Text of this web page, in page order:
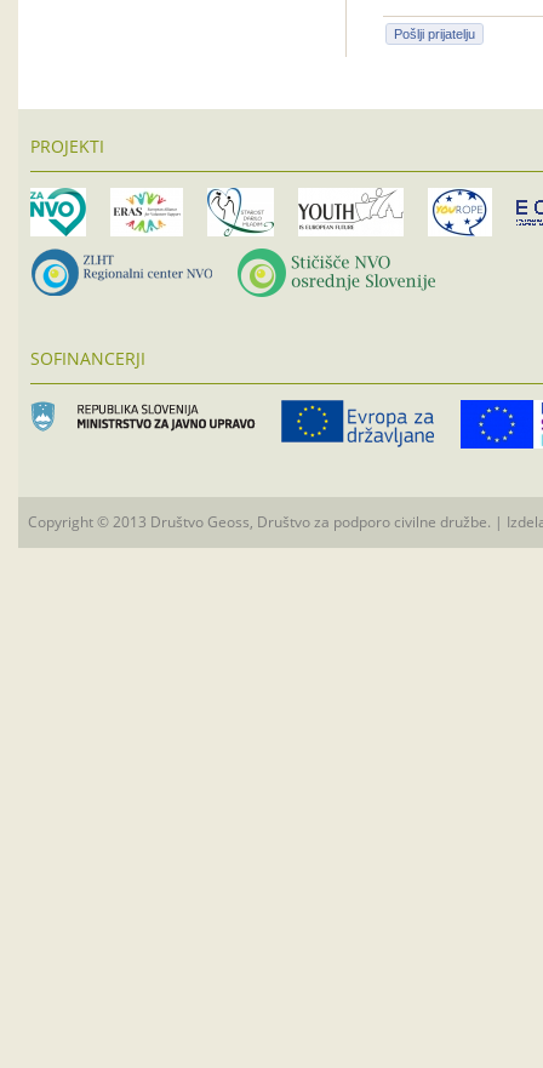
Pošlji prijatelju
PROJEKTI
SOFINANCERJI
Copyright © 2013 Društvo Geoss, Društvo za podporo civilne družbe. |